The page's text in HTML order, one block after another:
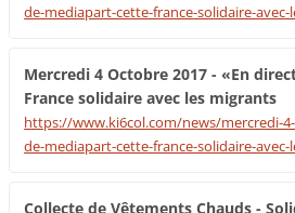
de-mediapart-cette-france-solidaire-
Mercredi 4 Octobre 2017 - «En
France solidaire avec les migrants
https://www.ki6col.com/news/mercredi-
de-mediapart-cette-france-solidaire-
Collecte de Vêtements Chauds -